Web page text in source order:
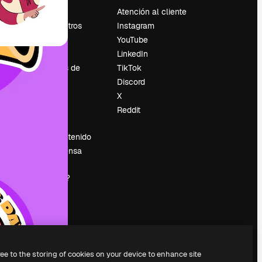
Precios
Sobre nosotros
Empleo
Tendencias de
Vender contenido
Sala de prensa
magnific.ai?
Atención al cliente
Instagram
YouTube
LinkedIn
TikTok
Discord
X
Reddit
to the storing of cookies on your device to enhance site